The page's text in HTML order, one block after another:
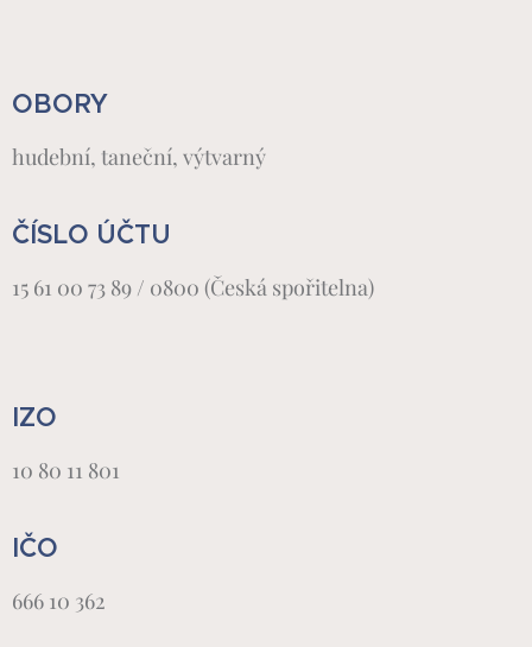
OBORY
hudební, taneční, výtvarný
ČÍSLO ÚČTU
15 61 00 73 89 / 0800 (Česká spořitelna)
IZO
10 80 11 801
IČO
666 10 362